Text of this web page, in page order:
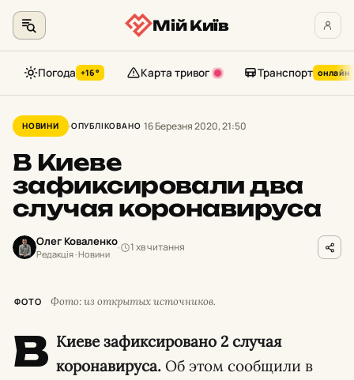
до
контенту
Мій Київ
Погода +16° Карта тривог Транспорт онлайн
НОВИНИ ОПУБЛІКОВАНО 16 Березня 2020, 21:50
В Киеве
зафиксировали два
случая коронавируса
Олег Коваленко
Редакція · Новини
1 хв читання
ФОТО Фото: из открытых источников.
В Киеве зафиксировано 2 случая
коронавируса. Об этом сообщили в